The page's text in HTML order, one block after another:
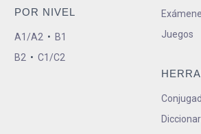
POR NIVEL
A1/A2 • B1
B2 • C1/C2
Juegos